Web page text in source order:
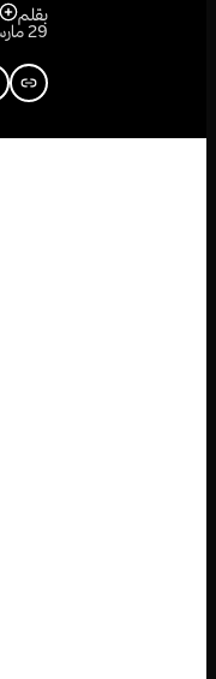
بقلم
29 مارس 2018 — 03:52 ص